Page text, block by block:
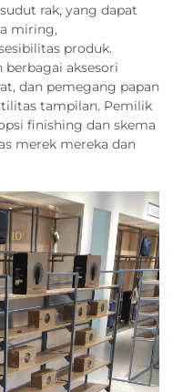
rak, yang dapat
miring,
produk.
aksesori
dan pemegang papan
tampilan. Pemilik
finishing dan skema
merek mereka dan